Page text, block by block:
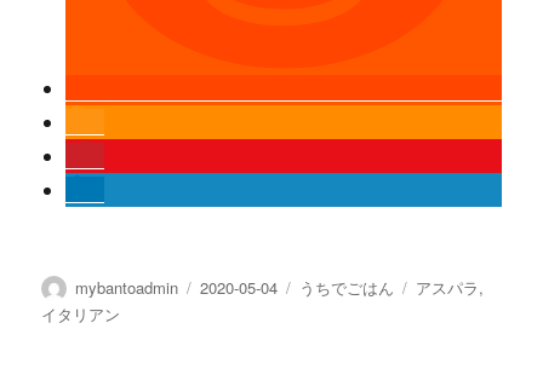
Author
mybantoadmin
Posted
2020-05-04 Categories
うちでごはん Tags
アスパラ,
イタリアン